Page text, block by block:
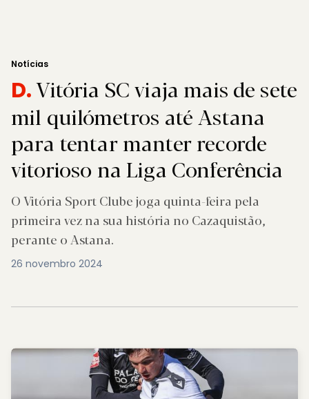
Notícias
D.Vitória SC viaja mais de sete
mil quilómetros até Astana
para tentar manter recorde
vitorioso na Liga Conferência
O Vitória Sport Clube joga quinta-feira pela
primeira vez na sua história no Cazaquistão,
perante o Astana.
26 novembro 2024